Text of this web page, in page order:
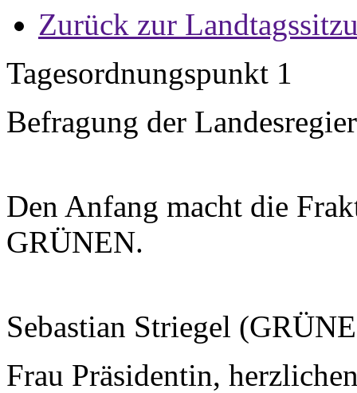
Zurück zur
Tagesordnungspunkt 1
Befragung der
Den Anfang macht die
GRÜNEN.
Sebastian Striegel
Frau Präsidentin,